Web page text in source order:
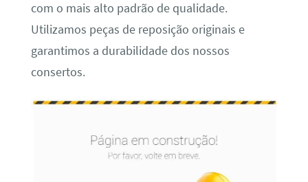
com o mais alto padrão de qualidade.
Utilizamos peças de reposição originais e
garantimos a durabilidade dos nossos
consertos.